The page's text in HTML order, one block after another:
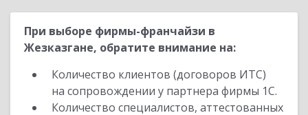
При выборе фирмы-франчайзи в
Жезказгане, обратите внимание на:
Количество клиентов (договоров ИТС)
на сопровождении у партнера фирмы 1С.
Количество специалистов, аттестованных